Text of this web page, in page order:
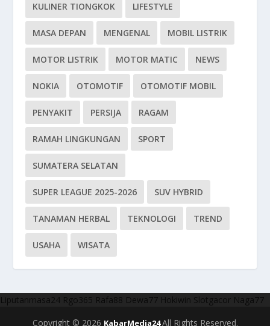
KULINER TIONGKOK LIFESTYLE
MASA DEPAN MENGENAL MOBIL LISTRIK
MOTOR LISTRIK MOTOR MATIC NEWS
NOKIA OTOMOTIF OTOMOTIF MOBIL
PENYAKIT PERSIJA RAGAM
RAMAH LINGKUNGAN SPORT
SUMATERA SELATAN
SUPER LEAGUE 2025-2026 SUV HYBRID
TANAMAN HERBAL TEKNOLOGI TREND
USAHA WISATA
Liputanmasa24 Rgo365 Rafa88 Dewa77 Hokiwin Slotgacor Naga77
Copyright © 2026 KabarMedia24All Rights Reserved.